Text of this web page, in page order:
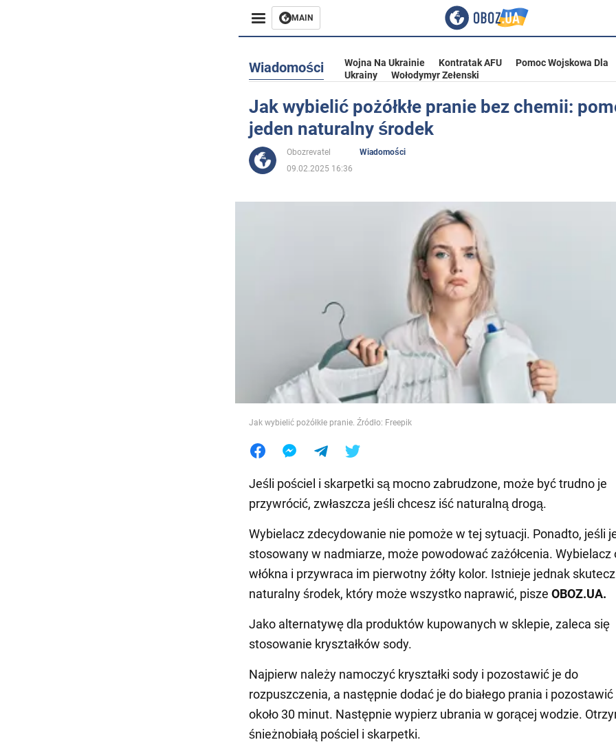
MAIN
Rozrywka
Życie
Wiadomości Wojna Na Ukrainie Kontratak AFU
Pomoc Wojskowa Dla
Ukrainy
Wołodymyr Zełenski
Jak wybielić pożółkłe pranie bez chemii:
jeden naturalny środek
Obozrevatel
Wiadomości
09.02.2025 16:36
Jak wybielić pożółkłe pranie. Źródło: Freepik
Jeśli pościel i skarpetki są mocno zabrudzone, może być trudno je
przywrócić, zwłaszcza jeśli chcesz iść naturalną drogą.
Wybielacz zdecydowanie nie pomoże w tej sytuacji. Ponadto, jeśli
stosowany w nadmiarze, może powodować zażółcenia. Wybielacz
włókna i przywraca im pierwotny żółty kolor. Istnieje jednak
naturalny środek, który może wszystko naprawić, pisze OBOZ.UA.
Jako alternatywę dla produktów kupowanych w sklepie, zaleca się
stosowanie kryształków sody.
Najpierw należy namoczyć kryształki sody i pozostawić je do
rozpuszczenia, a następnie dodać je do białego prania i pozostawić
około 30 minut. Następnie wypierz ubrania w gorącej wodzie.
śnieżnobiałą pościel i skarpetki.